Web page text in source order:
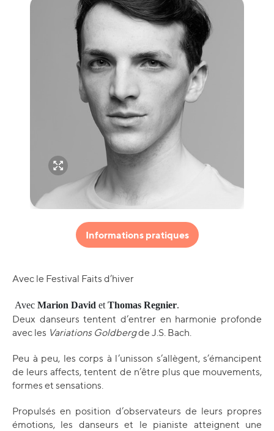
Informations pratiques
Avec le Festival Faits d’hiver
Avec Marion David et Thomas Regnier.
Deux danseurs tentent d’entrer en harmonie profonde
avec les Variations Goldbergde J.S. Bach.
Peu à peu, les corps à l’unisson s’allègent, s’émancipent
de leurs affects, tentent de n’être plus que mouvements,
formes et sensations.
Propulsés en position d’observateurs de leurs propres
émotions, les danseurs et le pianiste atteignent une